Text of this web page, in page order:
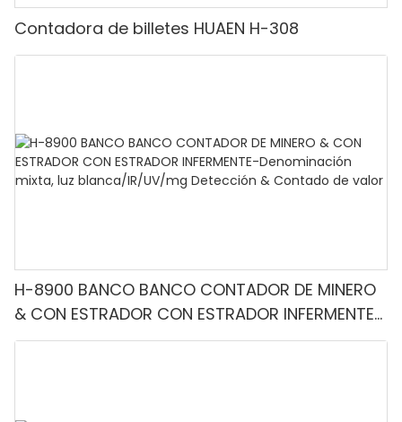
Contadora de billetes HUAEN H-308
H-8900 BANCO BANCO CONTADOR DE MINERO
& CON ESTRADOR CON ESTRADOR INFERMENTE-
Denominación mixta, luz blanca/IR/UV/mg